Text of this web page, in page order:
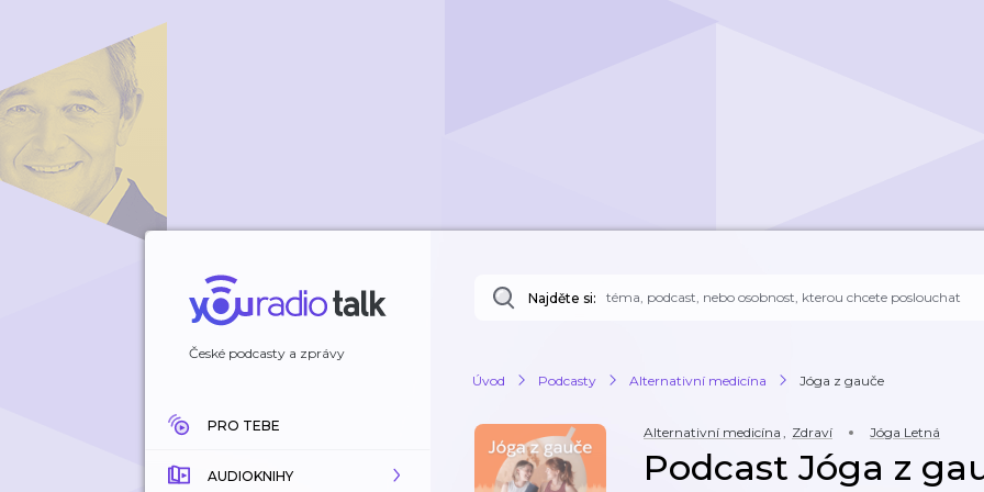
České podcasty a zprávy
PRO TEBE
AUDIOKNIHY
Najděte si:
Úvod Podcasty Alternativní medicína Jóga z gauče
Alternativní medicína , Zdraví Jóga Letná
Podcast Jóga z